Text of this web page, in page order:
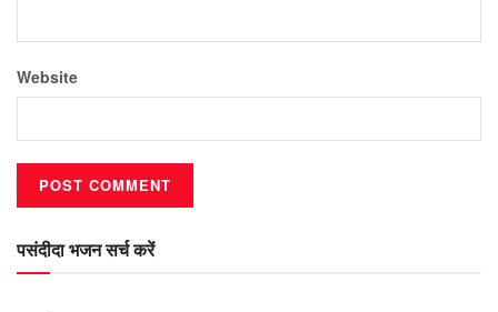
Website
पसंदीदा भजन सर्च करें